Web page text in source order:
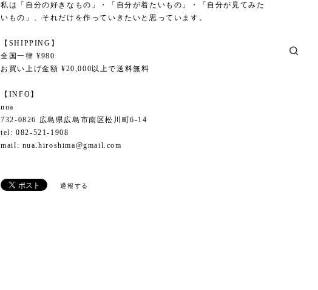
私は「自分の好きなもの」・「自分が着たいもの」・「自分が見てみた
いもの」、それだけを作っていきたいと思っています。
【SHIPPING】
全国一律 ¥980
お買い上げ金額 ¥20,000以上で送料無料
【INFO】
nua
732-0826 広島県広島市南区松川町6-14
tel: 082-521-1908
mail: nua.hiroshima@gmail.com
通報する